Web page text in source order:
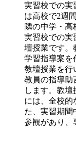
実習校での実
は高校で2週
隣の中学・高
実習校での実
壇授業です。
学習指導案を
教壇授業を行
教員の指導助
します。教
には、全校的
た、実習期間
参観があり、